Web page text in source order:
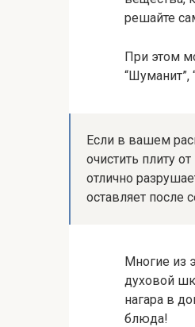
решайте
При этом
“Шуманит”,
Если в вашем
очистить плиту
отлично
оставляет после
Многие из
духовой
нагара в
блюда!